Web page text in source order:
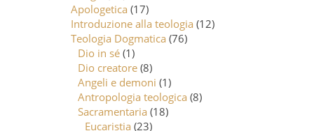
Apologetica (17)
Introduzione alla teologia (12)
Teologia Dogmatica (76)
Dio in sé (1)
Dio creatore (8)
Angeli e demoni (1)
Antropologia teologica (8)
Sacramentaria (18)
Eucaristia (23)